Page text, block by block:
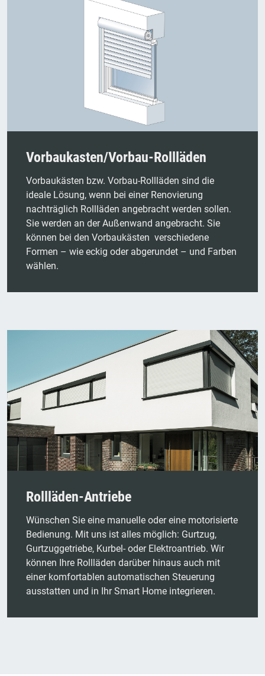
Vorbaukasten/Vorbau-Rollläden
Vorbaukästen bzw. Vorbau-Rollläden sind die
ideale Lösung, wenn bei einer Renovierung
nachträglich Rollläden angebracht werden sollen.
Sie werden an der Außenwand angebracht. Sie
können bei den Vorbaukästen verschiedene
Formen – wie eckig oder abgerundet – und Farben
wählen.
Rollläden-Antriebe
Wünschen Sie eine manuelle oder eine motorisierte
Bedienung. Mit uns ist alles möglich: Gurtzug,
Gurtzuggetriebe, Kurbel- oder Elektroantrieb. Wir
können Ihre Rollläden darüber hinaus auch mit
einer komfortablen automatischen Steuerung
ausstatten und in Ihr Smart Home integrieren.